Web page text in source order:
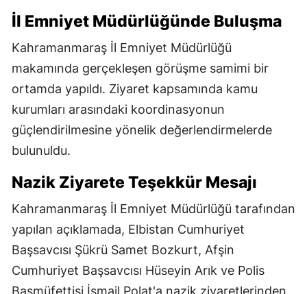
İl Emniyet Müdürlüğünde Buluşma
Kahramanmaraş İl Emniyet Müdürlüğü
makamında gerçekleşen görüşme samimi bir
ortamda yapıldı. Ziyaret kapsamında kamu
kurumları arasındaki koordinasyonun
güçlendirilmesine yönelik değerlendirmelerde
bulunuldu.
Nazik Ziyarete Teşekkür Mesajı
Kahramanmaraş İl Emniyet Müdürlüğü tarafından
yapılan açıklamada, Elbistan Cumhuriyet
Başsavcısı Şükrü Samet Bozkurt, Afşin
Cumhuriyet Başsavcısı Hüseyin Arık ve Polis
Başmüfettişi İsmail Polat'a nazik ziyaretlerinden